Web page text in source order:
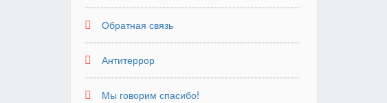
Обратная связь
Антитеррор
Мы говорим спасибо!